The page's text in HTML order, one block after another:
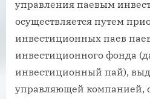
управления паевым
осуществляется путем
инвестиционных паев
инвестиционного фонда
инвестиционный пай),
управляющей компанией,